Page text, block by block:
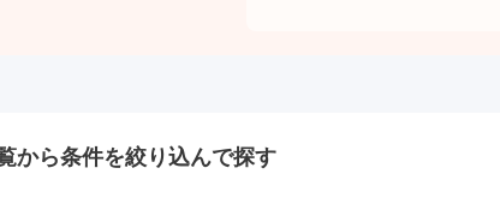
から条件を絞り込んで探す